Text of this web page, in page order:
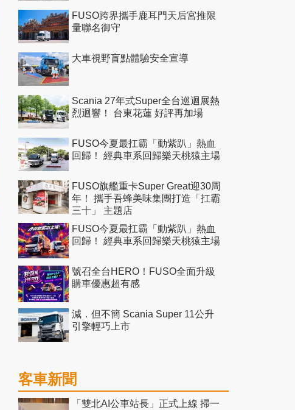
FUSO跨界攜手鹿耳門天后宮推限
量聯名御守
大車視野盲點體驗安全宣導
Scania 27年式Super全台巡迴展熱
烈迴響！ 台東花蓮 好評再加場
FUSO今夏最扛霸「動紫趴」熱血
回歸！ 經典車系回歸樂天桃猿主場
FUSO旗艦重卡Super Great迎30周
年！ 攜手吾蜂美味集團打造「扛霸
三十」 主題店
FUSO今夏最扛霸「動紫趴」熱血
回歸！ 經典車系回歸樂天桃猿主場
號召全台HERO！FUSO全面升級
購車優惠超有感
減．但不簡 Scania Super 11公升
引擎輕巧上市
客車新聞
「雙北AI公車站長」正式上線 掃一